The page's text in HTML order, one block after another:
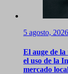
5 agosto, 2026
El auge de
el uso de la
mercado